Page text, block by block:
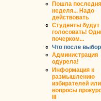
Пошла
неделя... Надо
действовать
Студенты будут
голосовать!
почерком...
Что после
Администрация
одурела!
Информация к
размышлению
избирателей или
вопросы
III